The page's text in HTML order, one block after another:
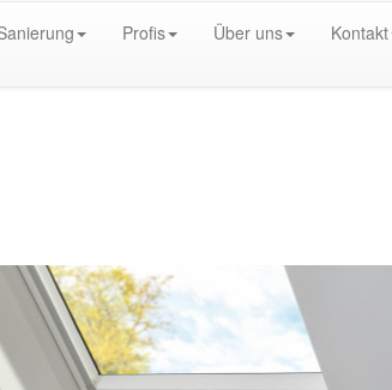
Profis Über uns Kontakt